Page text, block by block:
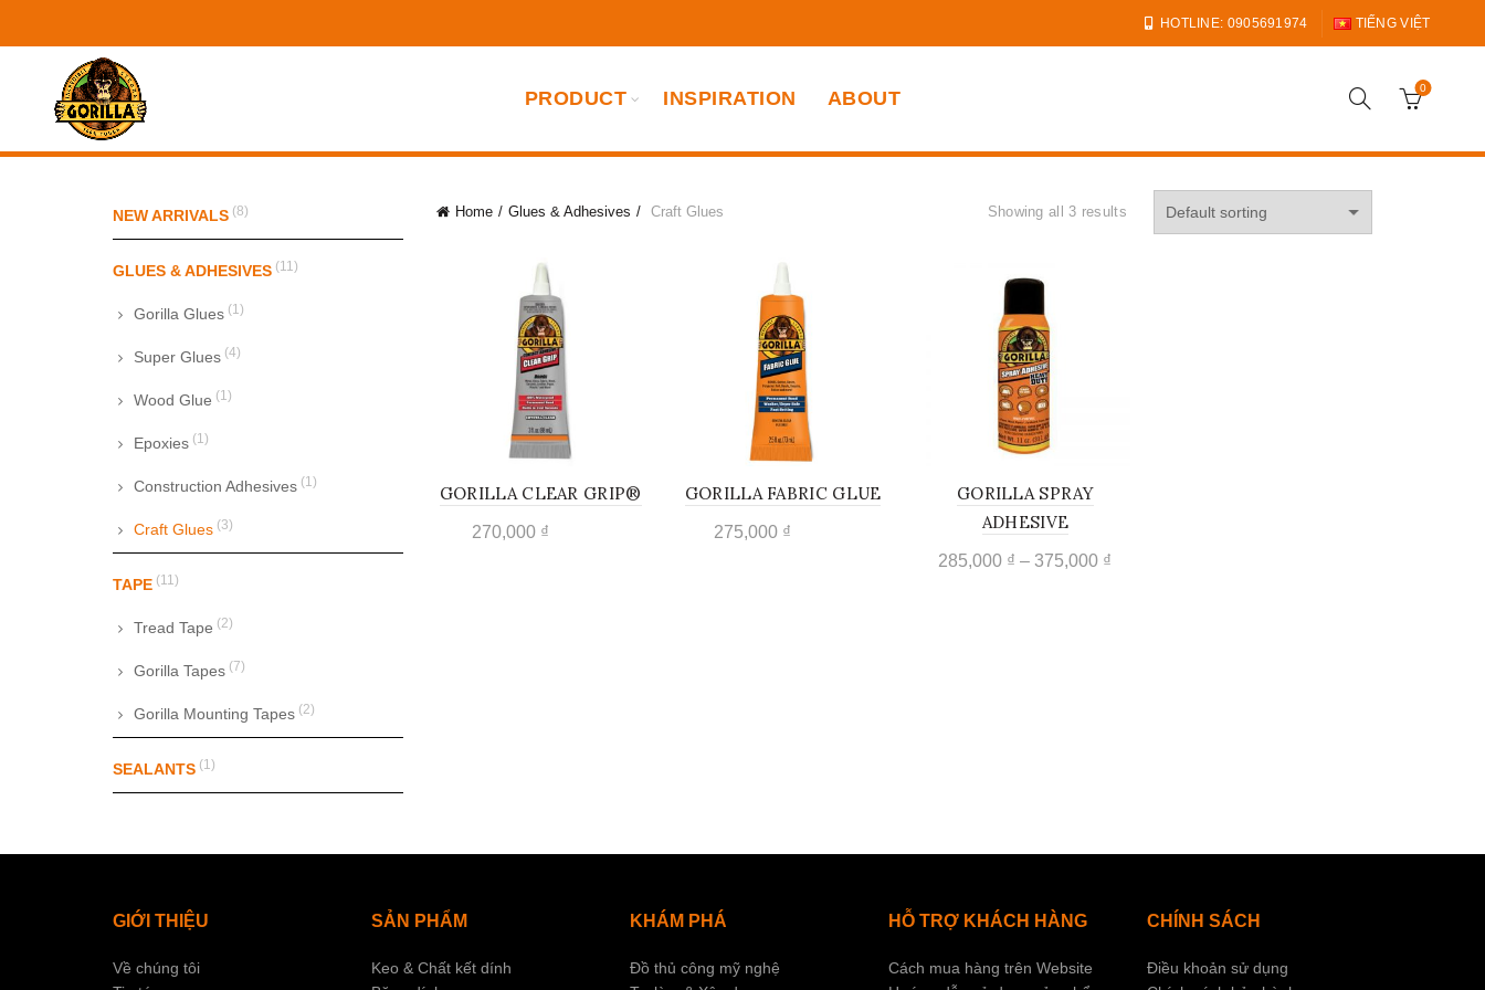
HOTLINE: 0905691974 TIẾNG VIỆT
PRODUCT INSPIRATION ABOUT 0
Home Glues & Adhesives Craft Glues Showing all 3 results
GORILLA CLEAR GRIP®
270,000 ₫
GORILLA FABRIC GLUE
275,000 ₫
GORILLA SPRAY
ADHESIVE
285,000 ₫ –375,000 ₫
NEW ARRIVALS (8)
GLUES & ADHESIVES (11)
Gorilla Glues (1)
Super Glues (4)
Wood Glue (1)
Epoxies (1)
Construction Adhesives (1)
Craft Glues (3)
TAPE (11)
Tread Tape (2)
Gorilla Tapes (7)
Gorilla Mounting Tapes (2)
SEALANTS (1)
GIỚI THIỆU
Về chúng tôi
SẢN PHẨM
Keo & Chất kết dính
KHÁM PHÁ
Đồ thủ công mỹ nghệ
HỖ TRỢ KHÁCH HÀNG
Cách mua hàng trên Website
CHÍNH SÁCH
Điều khoản sử dụng